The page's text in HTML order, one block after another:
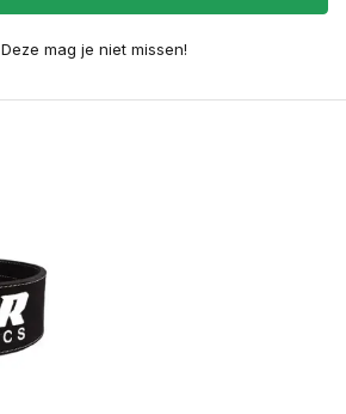
Deze mag je niet missen!